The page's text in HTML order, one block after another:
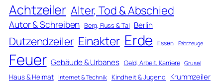
Achtzeiler Alter, Tod & Abschied
Autor & Schreiben Berg, Fluss & Tal Berlin
Dutzendzeiler Einakter Erde Essen Fahrzeuge
Feuer Gebäude & Urbanes Geld, Arbeit, Karriere Grusel
Haus & Heimat Internet & Technik Kindheit & Jugend Krummzeiler